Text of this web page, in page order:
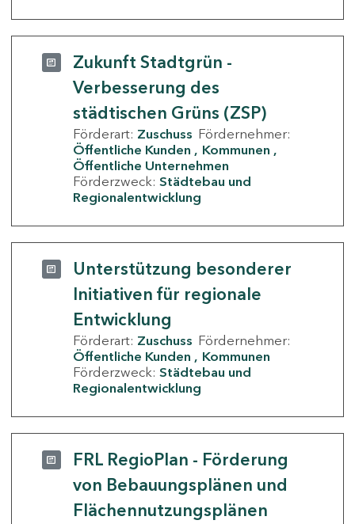
Zukunft Stadtgrün -
Verbesserung des
städtischen Grüns (ZSP)
Förderart: Zuschuss Fördernehmer:
Öffentliche Kunden
Kommunen
Öffentliche Unternehmen
Förderzweck: Städtebau und
Regionalentwicklung
Unterstützung besonderer
Initiativen für regionale
Entwicklung
Förderart: Zuschuss Fördernehmer:
Öffentliche Kunden
Kommunen
Förderzweck: Städtebau und
Regionalentwicklung
FRL RegioPlan - Förderung
von Bebauungsplänen und
Flächennutzungsplänen